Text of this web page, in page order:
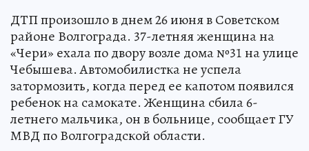
ДТП произошло в днем 26 июня в Советском
районе Волгограда. 37-летняя женщина на
«Чери» ехала по двору возле дома №31 на улице
Чебышева. Автомобилистка не успела
затормозить, когда перед ее капотом появился
ребенок на самокате. Женщина сбила 6-
летнего мальчика, он в больнице, сообщает ГУ
МВД по Волгоградской области.